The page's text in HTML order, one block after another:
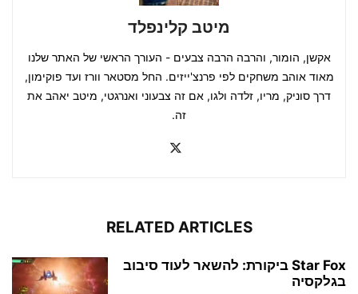
מיטב קלינפלד
אקשן, הומור, והרבה הרבה צבעים - העורך הראשי של האתר שלנו
מאוד אוהב משחקים לפי פרנצ'ייזים. החל מסטאר וורז ועד פוקימון,
דרך סוניק, מריו, זלדה ולגו, אם זה צבעוני ואנרגטי, מיטב יאהב את
זה.
RELATED ARTICLES
Star Fox ביקורת: להשאר לעוד סיבוב
בגלקסיה